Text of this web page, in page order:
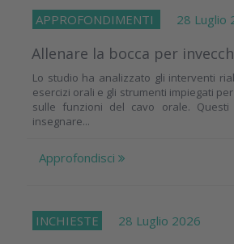
APPROFONDIMENTI 28 Luglio
Allenare la bocca per
Lo studio ha analizzato gli interventi
esercizi orali e gli strumenti impiegati
sulle funzioni del cavo orale. Questi
insegnare...
Approfondisci
INCHIESTE 28 Luglio 2026